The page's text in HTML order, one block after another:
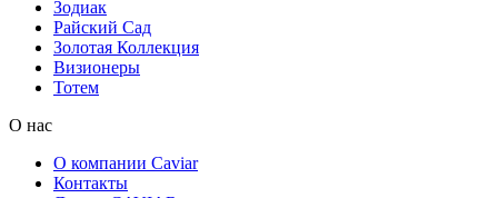
Зодиак
Райский Сад
Золотая Коллекция
Визионеры
Тотем
О нас
О компании Caviar
Контакты